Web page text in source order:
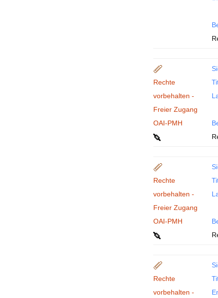
Rechte
vorbehalten -
Freier Zugang
OAI-PMH
Rechte
vorbehalten -
Freier Zugang
OAI-PMH
Rechte
vorbehalten -